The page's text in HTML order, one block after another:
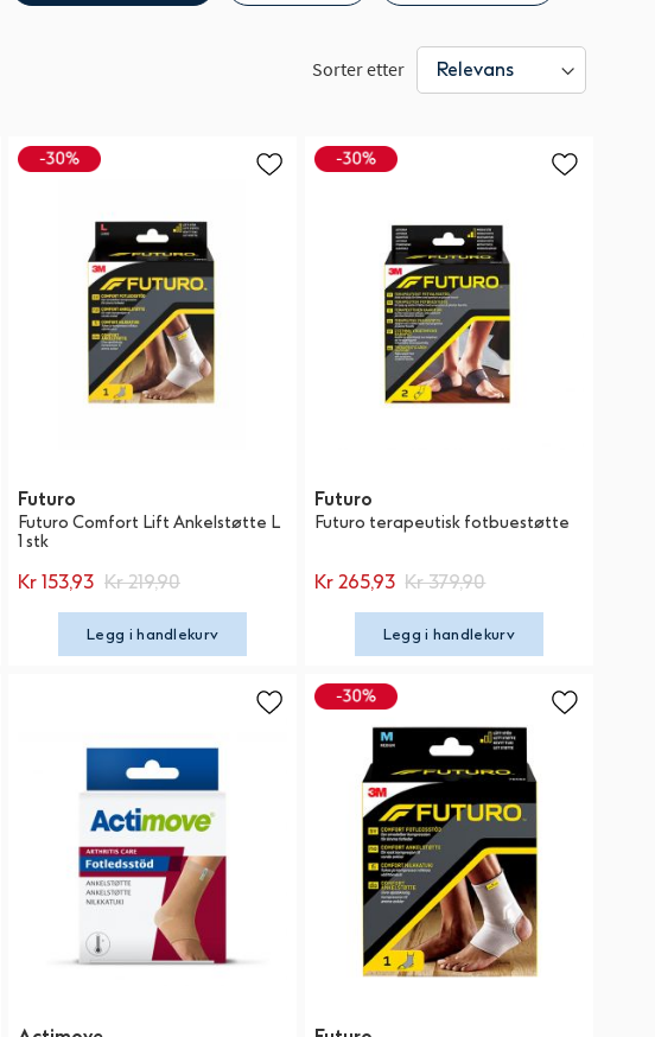
Sorter etter
Futuro
Futuro Comfort Lift Ankelstøtte L
1 stk
Kr 153,93 Kr 219,90
Legg i handlekurv
Futuro
Futuro terapeutisk fotbuestøtte
Kr 265,93 Kr 379,90
Legg i handlekurv